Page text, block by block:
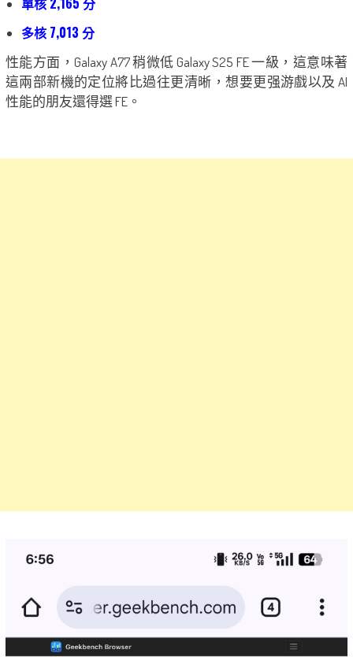
多核 7,013 分
性能方面，Galaxy A77 稍微低 Galaxy S25 FE 一級，這意味著
這兩部新機的定位將比過往更清晰，想要更强游戲以及 AI
性能的朋友還得選 FE。